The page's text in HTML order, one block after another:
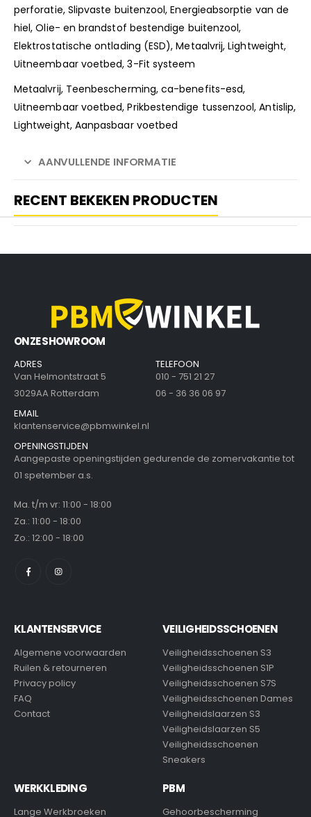
perforatie, Slipvaste buitenzool, Energieabsorptie van de
hiel, Olie- en brandstof bestendige buitenzool,
Elektrostatische ontlading (ESD), Metaalvrij, Lightweight,
Uitneembaar voetbed, 3-Fit systeem
Metaalvrij, Teenbescherming, ca-benefits-esd,
Uitneembaar voetbed, Prikbestendige tussenzool, Antislip,
Lightweight, Aanpasbaar voetbed
AANVULLENDE INFORMATIE
RECENT BEKEKEN PRODUCTEN
ONZE SHOWROOM
ADRES
Van Helmontstraat 5
3029AA Rotterdam
TELEFOON
010 - 751 21 27
06 - 36 36 06 97
EMAIL
klantenservice@pbmwinkel.nl
OPENINGSTIJDEN
Aangepaste openingstijden gedurende de zomervakantie tot
01 spetember a.s.
Ma. t/m vr: 11:00 - 18:00
Za.: 11:00 - 18:00
Zo.: 12:00 - 18:00
KLANTENSERVICE
Algemene voorwaarden
Ruilen & retourneren
Privacy policy
FAQ
Contact
VEILIGHEIDSSCHOENEN
Veiligheidsschoenen S3
Veiligheidsschoenen S1P
Veiligheidsschoenen S7S
Veiligheidsschoenen Dames
Veiligheidslaarzen S3
Veiligheidslaarzen S5
Veiligheidsschoenen
Sneakers
WERKKLEDING
Lange Werkbroeken
PBM
Gehoorbescherming